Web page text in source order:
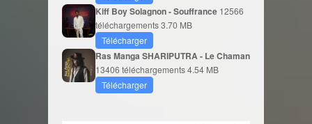
Kiff Boy Solagnon - Souffrance 12566
téléchargements3.70 MB
Télécharger
Ras Manga SHARIPUTRA - Le Chaman
13406 téléchargements4.54 MB
Télécharger